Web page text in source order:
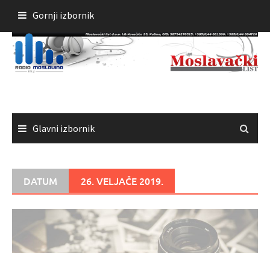
sadržaja
Gornji izbornik
Glavni izbornik
DATUM 26. VELJAČE 2019.